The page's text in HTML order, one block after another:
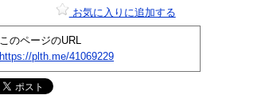
お気に入りに追加する
このページのURL
https://plth.me/41069229